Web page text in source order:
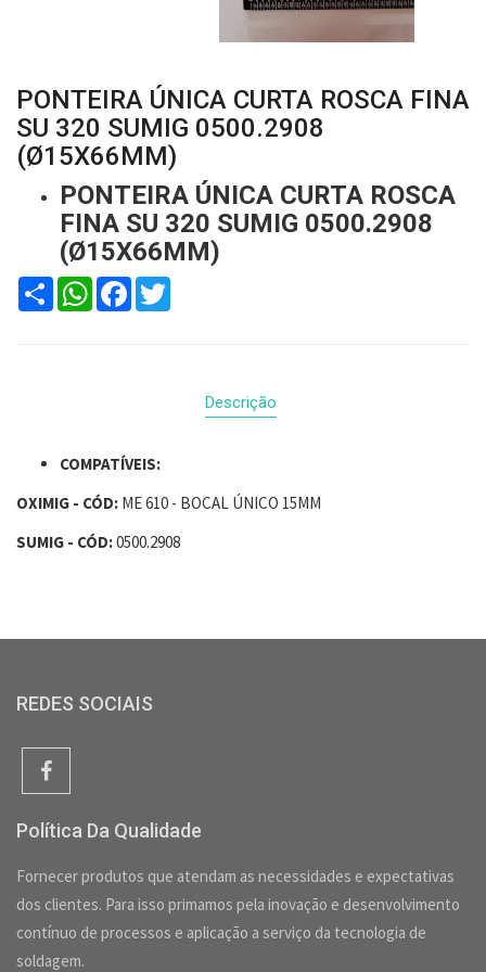
PONTEIRA ÚNICA CURTA ROSCA FINA
SU 320 SUMIG 0500.2908
(Ø15X66MM)
PONTEIRA ÚNICA CURTA ROSCA
FINA SU 320 SUMIG 0500.2908
(Ø15X66MM)
Compartilhar
WhatsAppFacebook
Twitter
Descrição
COMPATÍVEIS:
OXIMIG - CÓD: ME 610 - BOCAL ÚNICO 15MM
SUMIG - CÓD:0500.2908
REDES SOCIAIS
Política Da Qualidade
Fornecer produtos que atendam as necessidades e expectativas
dos clientes. Para isso primamos pela inovação e desenvolvimento
contínuo de processos e aplicação a serviço da tecnologia de
soldagem.